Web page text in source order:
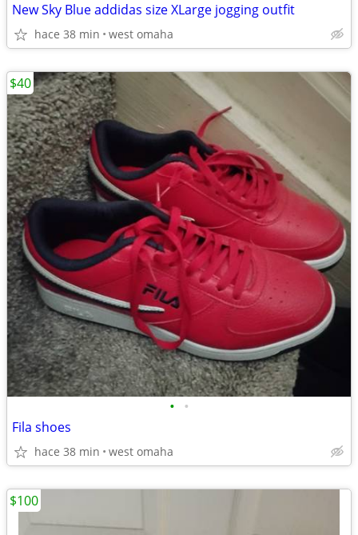
New Sky Blue addidas size XLarge jogging outfit
hace 38 min west omaha
• •
Fila shoes
hace 38 min west omaha
$40
$100